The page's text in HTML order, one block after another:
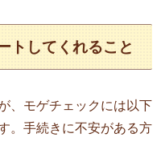
トしてくれること
、モゲチェックには以下
。手続きに不安がある方